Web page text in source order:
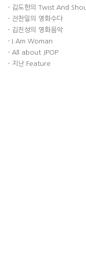
· 김도헌의 Twist And
· 전찬일의 영화수다
· 김진성의 영화음악
· I Am Woman
· All about JPOP
· 지난 Feature